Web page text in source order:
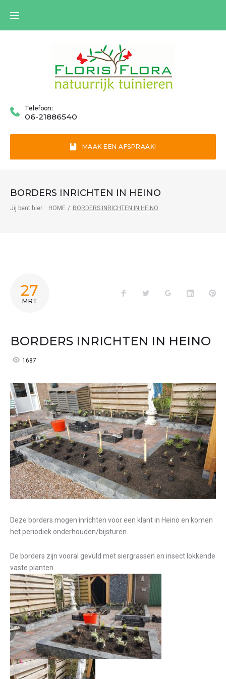
content
Telefoon:
06-21886540
MAAK EEN AFSPRAAK!
BORDERS INRICHTEN IN HEINO
Jij bent hier: HOME / BORDERS INRICHTEN IN HEINO
27
MRT
FacebookTwitter Google+ LinkedIn
BORDERS INRICHTEN IN HEINO
1687
Deze borders mogen inrichten voor een klant in Heino en komen
het periodiek onderhouden/bijsturen.
De borders zijn vooral gevuld met siergrassen en insect lokkende
vaste planten.